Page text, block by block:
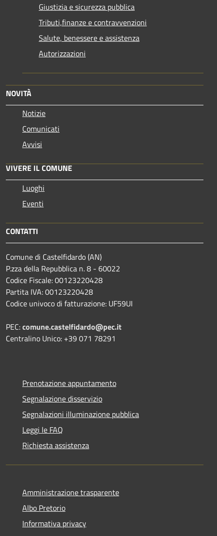
Giustizia e sicurezza pubblica
Tributi,finanze e contravvenzioni
Salute, benessere e assistenza
Autorizzazioni
NOVITÀ
Notizie
Comunicati
Avvisi
VIVERE IL COMUNE
Luoghi
Eventi
CONTATTI
Comune di Castelfidardo (AN)
P.zza della Repubblica n. 8 - 60022
Codice Fiscale: 00123220428
Partita IVA: 00123220428
Codice univoco di fatturazione: UF59UI
PEC:comune.castelfidardo@pec.it
Centralino Unico: +39 071 78291
Prenotazione appuntamento
Segnalazione disservizio
Segnalazioni illuminazione pubblica
Leggi le FAQ
Richiesta assistenza
Amministrazione trasparente
Albo Pretorio
Informativa privacy